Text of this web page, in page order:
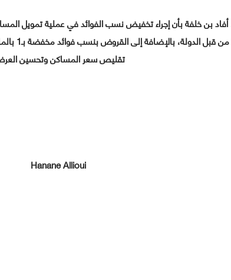
بن خلفة بأن إجراء تخفيض نسب الفوائد في عملية تمويل
برامج
تقليص سعر المساكن وتحسين
Hanane Allioui